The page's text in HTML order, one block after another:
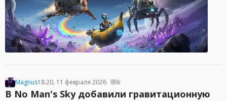
Magnus18:20, 11 февраля 2026 6
В No Man's Sky добавили гравитационную